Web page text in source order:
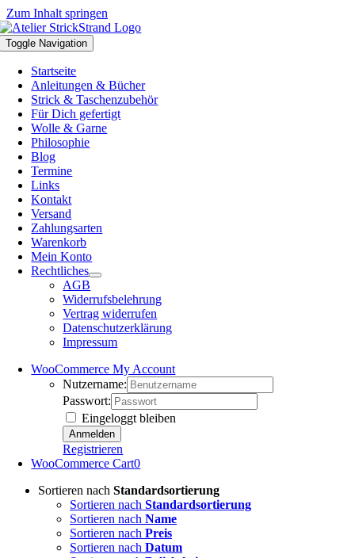
Zum Inhalt springen
Toggle Navigation
Startseite
Anleitungen & Bücher
Strick & Taschenzubehör
Für Dich gefertigt
Wolle & Garne
Philosophie
Blog
Termine
Links
Kontakt
Versand
Zahlungsarten
Warenkorb
Mein Konto
Rechtliches
AGB
Widerrufsbelehrung
Vertrag widerrufen
Datenschutzerklärung
Impressum
WooCommerce My Account
Nutzername:
Passwort:
Eingeloggt bleiben
Registrieren
WooCommerce Cart0
Sortieren nach Standardsortierung
Sortieren nach Standardsortierung
Sortieren nach Name
Sortieren nach Preis
Sortieren nach Datum